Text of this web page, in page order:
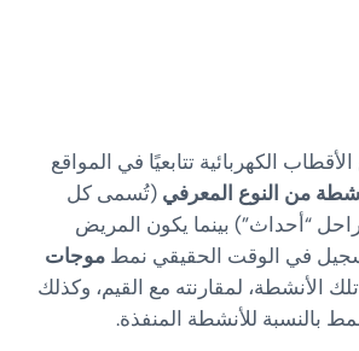
الكهربائية تتابعيًا في المواقع
من النوع المعرفي (تُسمى كل
“أحداث”) بينما يكون المريض
في الوقت الحقيقي نمط موجات
الأنشطة، لمقارنته مع القيم، وكذلك
بالنسبة للأنشطة المنفذة.